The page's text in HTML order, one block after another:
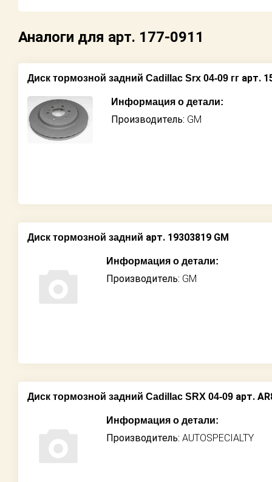
Поставщикам
Партнерство и
сотрудничество
Акции
Аналоги для арт. 177-0911
Диск тормозной задний Cadillac Srx 04-09 гг арт.
Информация о детали:
Производитель: GM
Диск тормозной задний арт. 19303819 GM
Информация о детали:
Производитель: GM
Диск тормозной задний Cadillac SRX 04-09 арт.
Информация о детали:
Производитель: AUTOSPECIALTY